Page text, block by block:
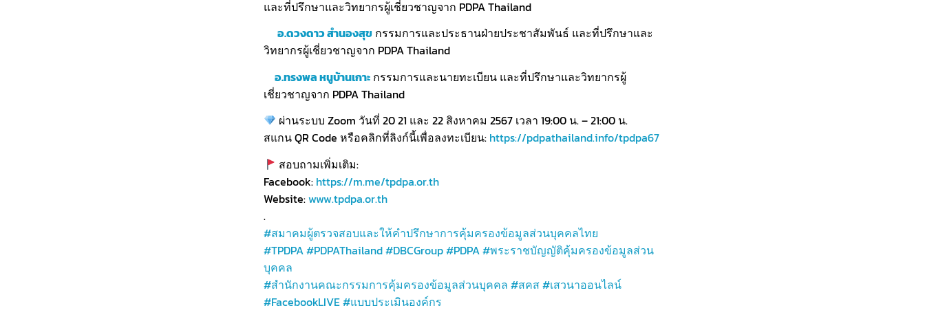
และที่ปรึกษาและวิทยากรผู้เชี่ยวชาญจาก PDPA Thailand
อ.ดวงดาว สำนองสุข กรรมการและประธานฝ่ายประชาสัมพันธ์ และที่ปรึกษาและ
วิทยากรผู้เชี่ยวชาญจาก PDPA Thailand
อ.ทรงพล หนูบ้านเกาะ กรรมการและนายทะเบียน และที่ปรึกษาและวิทยากรผู้
เชี่ยวชาญจาก PDPA Thailand
ผ่านระบบ Zoom วันที่ 20 21 และ 22 สิงหาคม 2567 เวลา 19:00 น. – 21:00 น.
สแกน QR Code หรือคลิกที่ลิงก์นี้เพื่อลงทะเบียน: https://pdpathailand.info/tpdpa67
สอบถามเพิ่มเติม:
Facebook: https://m.me/tpdpa.or.th
Website:www.tpdpa.or.th
.
#สมาคมผู้ตรวจสอบและให้คำปรึกษาการคุ้มครองข้อมูลส่วนบุคคลไทย
#TPDPA#PDPAThailand#DBCGroup#PDPA#พระราชบัญญัติคุ้มครองข้อมูลส่วน
บุคคล
#สำนักงานคณะกรรมการคุ้มครองข้อมูลส่วนบุคคล #สคส#เสวนาออนไลน์
#FacebookLIVE#แบบประเมินองค์กร